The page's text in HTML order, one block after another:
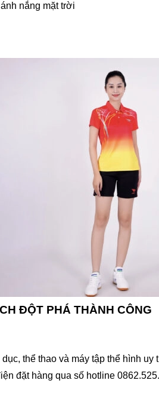
nắng mặt trời
ĐỘT PHÁ THÀNH CÔNG
thể thao và máy tập thể hình
đặt hàng qua số hotline